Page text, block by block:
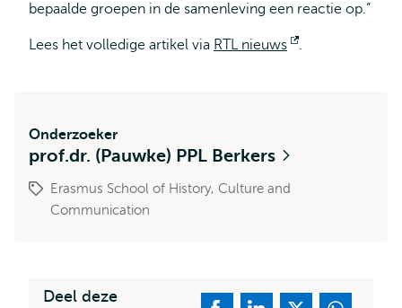
bepaalde groepen in de samenleving een reactie op.”
Lees het volledige artikel via RTL nieuws
Opent
.
Onderzoeker
prof.dr. (Pauwke) PPL Berkers
Erasmus School of History, Culture and
Communication
Deel deze